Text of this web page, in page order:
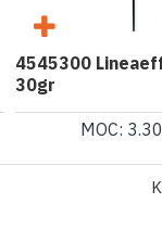
4545300
30gr
MOC: